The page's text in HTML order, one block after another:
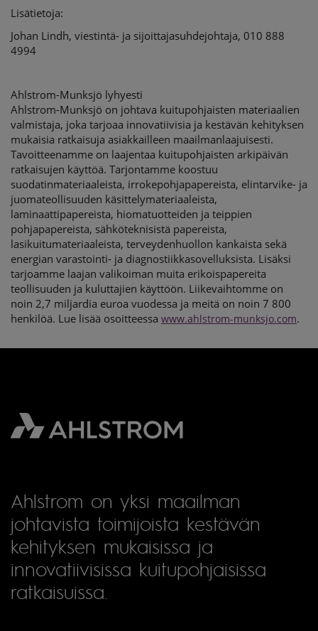
Lisätietoja:
Johan Lindh, viestintä- ja sijoittajasuhdejohtaja, 010 888
4994
Ahlstrom-Munksjö lyhyesti
Ahlstrom-Munksjö on johtava kuitupohjaisten materiaalien
valmistaja, joka tarjoaa innovatiivisia ja kestävän kehityksen
mukaisia ratkaisuja asiakkailleen maailmanlaajuisesti.
Tavoitteenamme on laajentaa kuitupohjaisten arkipäivän
ratkaisujen käyttöä. Tarjontamme koostuu
suodatinmateriaaleista, irrokepohjapapereista, elintarvike- ja
juomateollisuuden käsittelymateriaaleista,
laminaattipapereista, hiomatuotteiden ja teippien
pohjapapereista, sähköteknisistä papereista,
lasikuitumateriaaleista, terveydenhuollon kankaista sekä
energian varastointi- ja diagnostiikkasovelluksista. Lisäksi
tarjoamme laajan valikoiman muita erikoispapereita
teollisuuden ja kuluttajien käyttöön. Liikevaihtomme on
noin 2,7 miljardia euroa vuodessa ja meitä on noin 7 800
henkilöä. Lue lisää osoitteessa www.ahlstrom-munksjo.com.
Ahlstrom on yksi maailman
johtavista toimijoista kestävän
kehityksen mukaisissa ja
innovatiivisissa kuitupohjaisissa
ratkaisuissa.